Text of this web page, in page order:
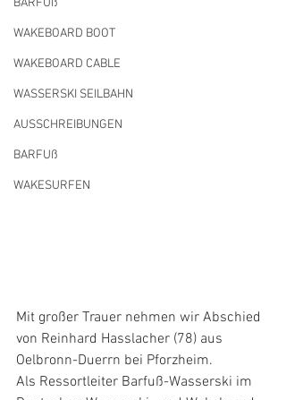
BARFUß
WAKEBOARD BOOT
WAKEBOARD CABLE
WASSERSKI SEILBAHN
AUSSCHREIBUNGEN
BARFUß
WAKESURFEN
Mit großer Trauer nehmen wir Abschied
von Reinhard Hasslacher (78) aus
Oelbronn-Duerrn bei Pforzheim.
Als Ressortleiter Barfuß-Wasserski im